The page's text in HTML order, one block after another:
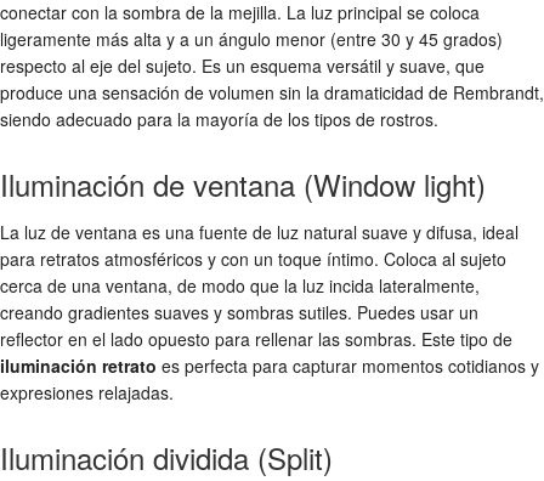
conectar con la sombra de la mejilla. La luz principal se coloca
ligeramente más alta y a un ángulo menor (entre 30 y 45 grados)
respecto al eje del sujeto. Es un esquema versátil y suave, que
produce una sensación de volumen sin la dramaticidad de Rembrandt,
siendo adecuado para la mayoría de los tipos de rostros.
Iluminación de ventana (Window light)
La luz de ventana es una fuente de luz natural suave y difusa, ideal
para retratos atmosféricos y con un toque íntimo. Coloca al sujeto
cerca de una ventana, de modo que la luz incida lateralmente,
creando gradientes suaves y sombras sutiles. Puedes usar un
reflector en el lado opuesto para rellenar las sombras. Este tipo de
iluminación retrato es perfecta para capturar momentos cotidianos y
expresiones relajadas.
Iluminación dividida (Split)